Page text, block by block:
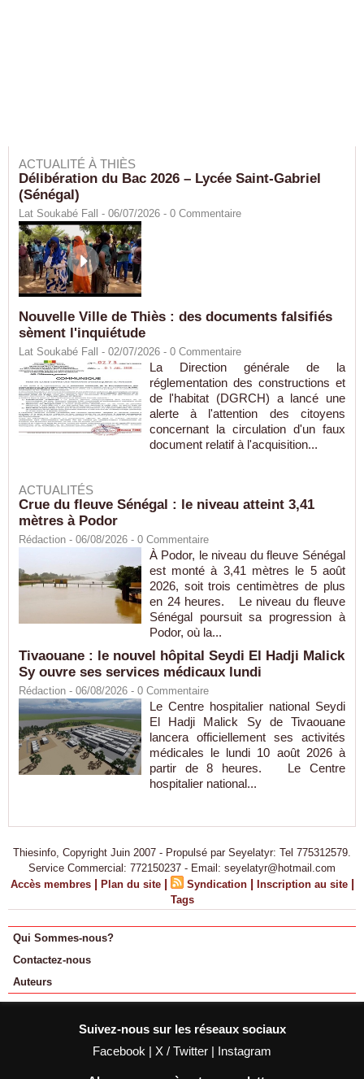
ACTUALITÉ À THIÈS
Délibération du Bac 2026 – Lycée Saint-Gabriel
(Sénégal)
Lat Soukabé Fall - 06/07/2026 - 0 Commentaire
Nouvelle Ville de Thiès : des documents falsifiés
sèment l'inquiétude
Lat Soukabé Fall - 02/07/2026 - 0 Commentaire
La Direction générale de la
réglementation des constructions et
de l'habitat (DGRCH) a lancé une
alerte à l'attention des citoyens
concernant la circulation d'un faux
document relatif à l'acquisition...
ACTUALITÉS
Crue du fleuve Sénégal : le niveau atteint 3,41
mètres à Podor
Rédaction - 06/08/2026 - 0 Commentaire
À Podor, le niveau du fleuve Sénégal
est monté à 3,41 mètres le 5 août
2026, soit trois centimètres de plus
en 24 heures. Le niveau du fleuve
Sénégal poursuit sa progression à
Podor, où la...
Tivaouane : le nouvel hôpital Seydi El Hadji Malick
Sy ouvre ses services médicaux lundi
Rédaction - 06/08/2026 - 0 Commentaire
Le Centre hospitalier national Seydi
El Hadji Malick Sy de Tivaouane
lancera officiellement ses activités
médicales le lundi 10 août 2026 à
partir de 8 heures. Le Centre
hospitalier national...
Thiesinfo, Copyright Juin 2007 - Propulsé par Seyelatyr: Tel 775312579.
Service Commercial: 772150237 - Email: seyelatyr@hotmail.com
Accès membres | Plan du site | Syndication | Inscription au site |
Tags
Qui Sommes-nous?
Contactez-nous
Auteurs
Suivez-nous sur les réseaux sociaux
Facebook | X / Twitter | Instagram